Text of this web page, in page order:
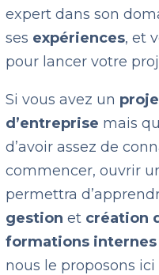
expert dans son
ses expériences, et
pour lancer votre
Si vous avez un
d’entreprise mais
d’avoir assez de
commencer, ouvrir
permettra
gestionet création
formations internes
nous le proposons ici